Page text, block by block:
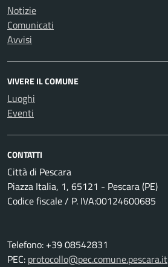
Notizie
Comunicati
Avvisi
VIVERE IL COMUNE
Luoghi
Eventi
CONTATTI
Città di Pescara
Piazza Italia, 1, 65121 - Pescara (PE)
Codice fiscale / P. IVA:00124600685
Telefono: +39 08542831
PEC: protocollo@pec.comune.pescara.it